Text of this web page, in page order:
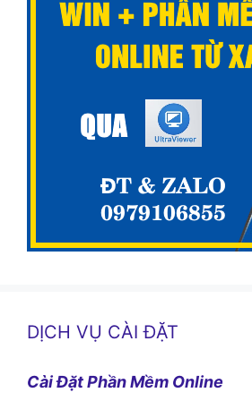
DỊCH VỤ CÀI ĐẶT
Cài Đặt Phần Mềm Online